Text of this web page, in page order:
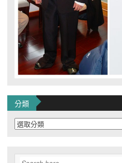
分類
分
類